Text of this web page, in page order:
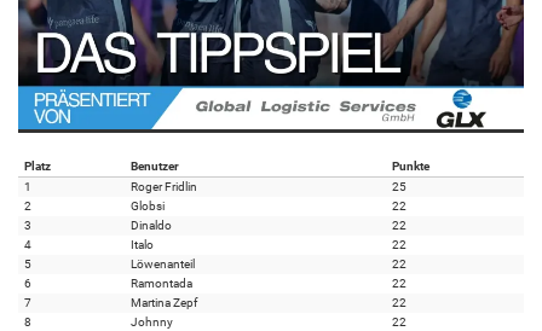
Platz Benutzer
Punkte
1
Roger Fridlin
25
2
Globsi
22
3
Dinaldo
22
4
Italo
22
5
Löwenanteil
22
6
Ramontada
22
7
Martina Zepf
22
8
Johnny
22